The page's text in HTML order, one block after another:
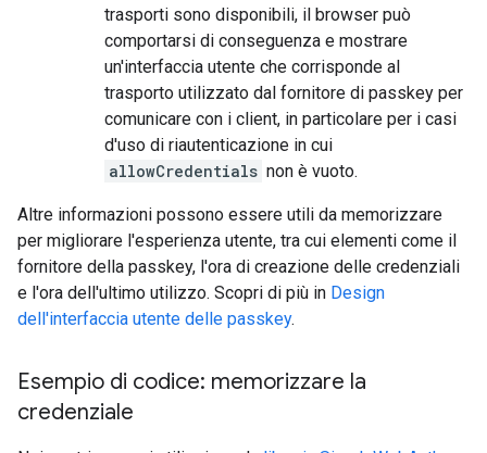
trasporti sono disponibili, il browser può
comportarsi di conseguenza e mostrare
un'interfaccia utente che corrisponde al
trasporto utilizzato dal fornitore di passkey per
comunicare con i client, in particolare per i casi
d'uso di riautenticazione in cui
allowCredentials non è vuoto.
Altre informazioni possono essere utili da memorizzare
per migliorare l'esperienza utente, tra cui elementi come il
fornitore della passkey, l'ora di creazione delle credenziali
e l'ora dell'ultimo utilizzo. Scopri di più in Design
dell'interfaccia utente delle passkey.
Esempio di codice: memorizzare la
credenziale